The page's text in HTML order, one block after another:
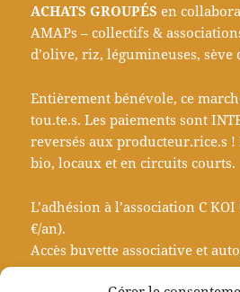
ACHATS GROUPÉS en
AMAPs – collectifs &
d’olive, riz, légumineuses,
Entièrement bénévole, ce
tou.te.s. Les paiements sont
reversés aux producteur.rice.s
bio, locaux et en circuits courts.
L’adhésion à l’association C
€/an).
Accès buvette associative et